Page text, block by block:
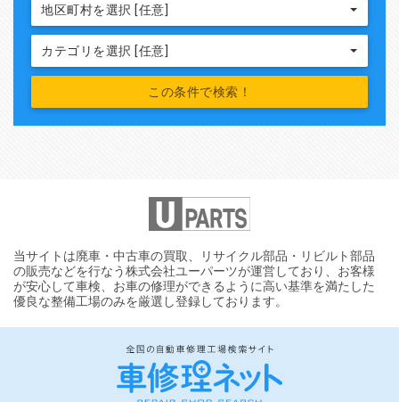
地区町村を選択 [任意]
カテゴリを選択 [任意]
当サイトは廃車・中古車の買取、リサイクル部品・リビルト部品
の販売などを行なう株式会社ユーパーツが運営しており、お客様
が安心して車検、お車の修理ができるように高い基準を満たした
優良な整備工場のみを厳選し登録しております。